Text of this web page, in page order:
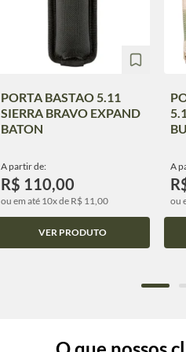
PORTA BASTAO 5.11
SIERRA BRAVO EXPAND
BATON
A partir de:
R$ 110,00
ou em até 10x de R$ 11,00
VER PRODUTO
A
ou